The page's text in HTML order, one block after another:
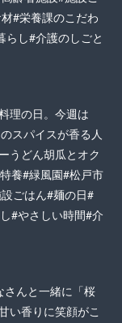
#栄養課のこだわ
らし#介護のしごと
理の日。今週は
スパイスが香る人
うどん胡瓜とオク
養#緑風園#松戸市
ごはん#麺の日#
#やさしい時間#介
さんと一緒に「桜
い香りに笑顔がこ